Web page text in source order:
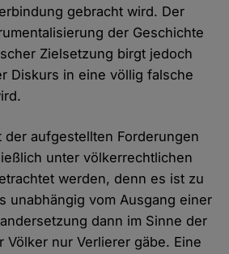
gebracht wird. Der
der Geschichte
Zielsetzung birgt jedoch
Diskurs in eine völlig falsche
der aufgestellten Forderungen
unter völkerrechtlichen
werden, denn es ist zu
unabhängig vom Ausgang einer
dann im Sinne der
Völker nur Verlierer gäbe. Eine